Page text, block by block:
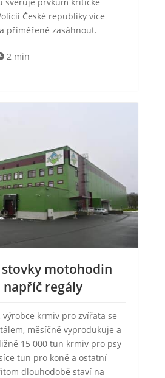
České republiky více
přiměřeně zasáhnout.
2 min
motohodin
regály
výrobce krmiv pro zvířata se
měsíčně vyprodukuje a
15 000 tun krmiv pro psy
tun pro koně a ostatní
dlouhodobě staví na